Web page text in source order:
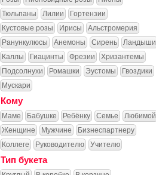
Тюльпаны
Лилии
Гортензии
Кустовые розы
Ирисы
Альстромерия
Ранункулюсы
Анемоны Сирень
Ландыши
Каллы
Гиацинты Фрезии
Хризантемы
Подсолнухи
Ромашки Эустомы
Гвоздики
Мускари
Кому
Маме Бабушке Ребёнку Семье
Любимой
Женщине
Мужчине
Бизнеспартнеру
Коллеге
Руководителю Учителю
Тип букета